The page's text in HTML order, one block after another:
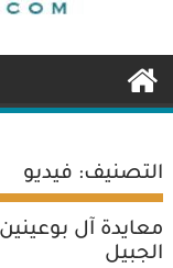
التصنيف: فيديو
الجبيل